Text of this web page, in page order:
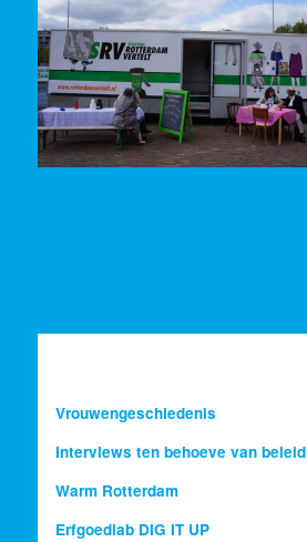
Vrouwengeschiedenis
Interviews ten behoeve van beleid
Warm Rotterdam
Erfgoedlab DIG IT UP